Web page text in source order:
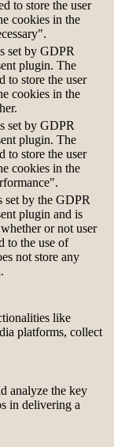
to store the user
cookies in the
set by GDPR
plugin. The
to store the user
cookies in the
set by GDPR
plugin. The
to store the user
cookies in the
set by the GDPR
plugin and is
or not user
to the use of
not store any
like
platforms, collect
analyze the key
in delivering a